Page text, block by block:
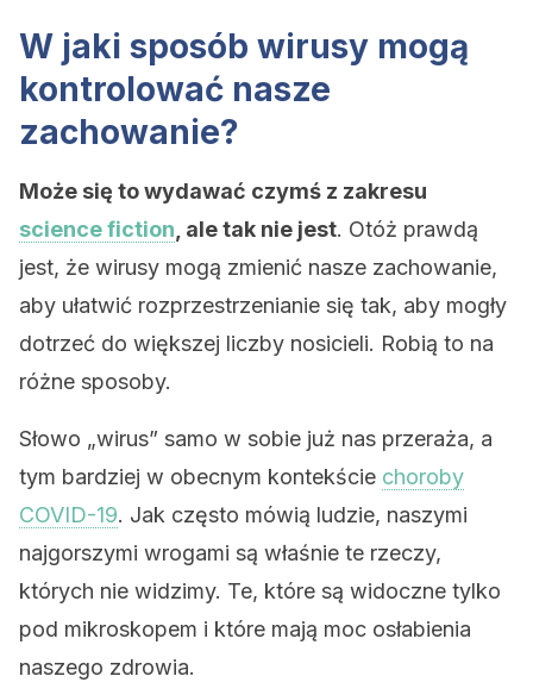
W jaki sposób wirusy mogą
kontrolować nasze
zachowanie?
Może się to wydawać czymś z zakresu
science fiction , ale tak nie jest. Otóż prawdą
jest, że wirusy mogą zmienić nasze zachowanie,
aby ułatwić rozprzestrzenianie się tak, aby mogły
dotrzeć do większej liczby nosicieli. Robią to na
różne sposoby.
Słowo „wirus” samo w sobie już nas przeraża, a
tym bardziej w obecnym kontekście choroby
COVID-19. Jak często mówią ludzie, naszymi
najgorszymi wrogami są właśnie te rzeczy,
których nie widzimy. Te, które są widoczne tylko
pod mikroskopem i które mają moc osłabienia
naszego zdrowia.